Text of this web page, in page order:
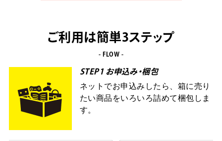
ご利用は簡単3ステップ
- FLOW -
STEP1 お申込み・梱包
ネットでお申込みしたら、箱に売り
たい商品をいろいろ詰めて梱包しま
す。